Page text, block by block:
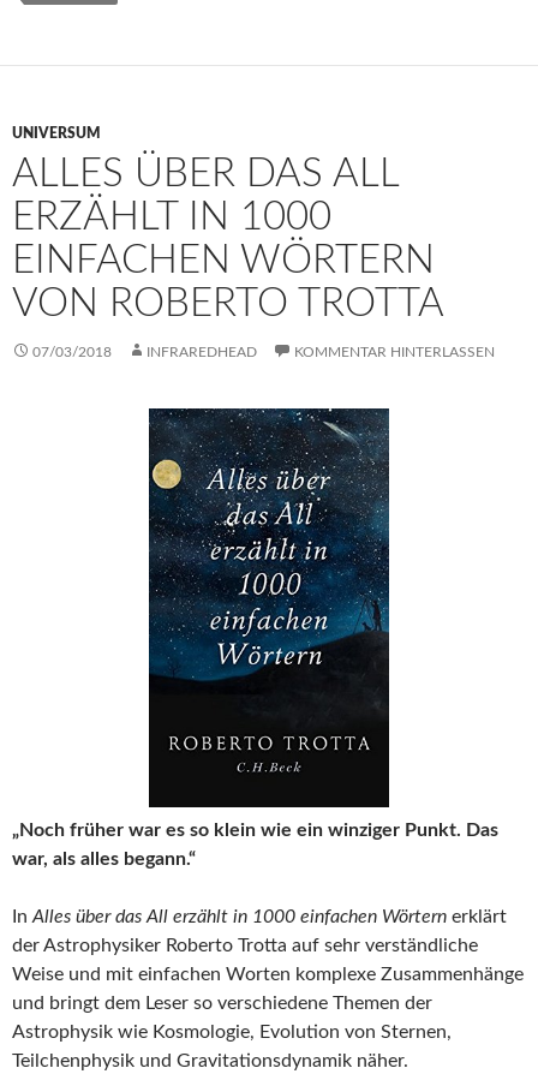
UNIVERSUM
ALLES ÜBER DAS ALL
ERZÄHLT IN 1000
EINFACHEN WÖRTERN
VON ROBERTO TROTTA
07/03/2018 INFRAREDHEAD KOMMENTAR HINTERLASSEN
„Noch früher war es so klein wie ein winziger Punkt. Das
war, als alles begann.“
In Alles über das All erzählt in 1000 einfachen Wörtern erklärt
der Astrophysiker Roberto Trotta auf sehr verständliche
Weise und mit einfachen Worten komplexe Zusammenhänge
und bringt dem Leser so verschiedene Themen der
Astrophysik wie Kosmologie, Evolution von Sternen,
Teilchenphysik und Gravitationsdynamik näher.